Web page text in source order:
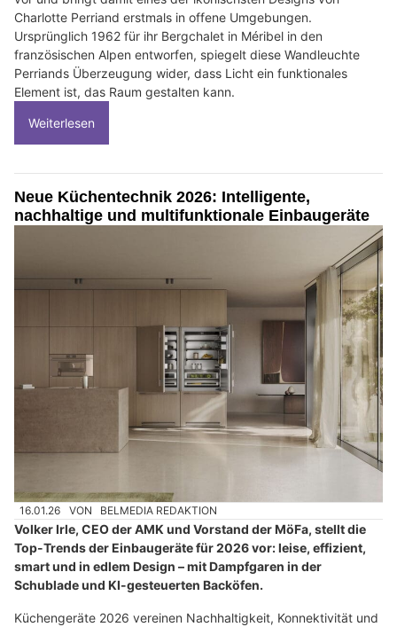
Charlotte Perriand erstmals in offene Umgebungen.
Ursprünglich 1962 für ihr Bergchalet in Méribel in den
französischen Alpen entworfen, spiegelt diese Wandleuchte
Perriands Überzeugung wider, dass Licht ein funktionales
Element ist, das Raum gestalten kann.
Weiterlesen
Neue Küchentechnik 2026: Intelligente,
nachhaltige und multifunktionale Einbaugeräte
16.01.26 VON BELMEDIA REDAKTION
Volker Irle, CEO der AMK und Vorstand der MöFa, stellt die
Top-Trends der Einbaugeräte für 2026 vor: leise, effizient,
smart und in edlem Design – mit Dampfgaren in der
Schublade und KI-gesteuerten Backöfen.
Küchengeräte 2026 vereinen Nachhaltigkeit, Konnektivität und